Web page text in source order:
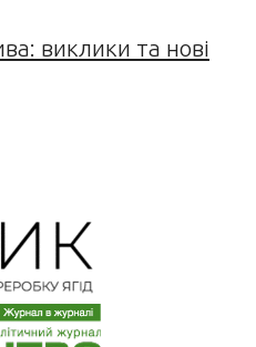
виклики та нові